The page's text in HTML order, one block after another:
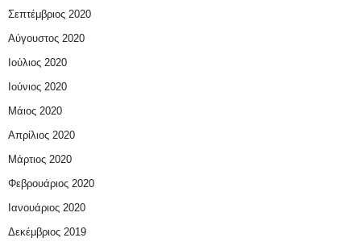
Σεπτέμβριος 2020
Αύγουστος 2020
Ιούλιος 2020
Ιούνιος 2020
Μάιος 2020
Απρίλιος 2020
Μάρτιος 2020
Φεβρουάριος 2020
Ιανουάριος 2020
Δεκέμβριος 2019